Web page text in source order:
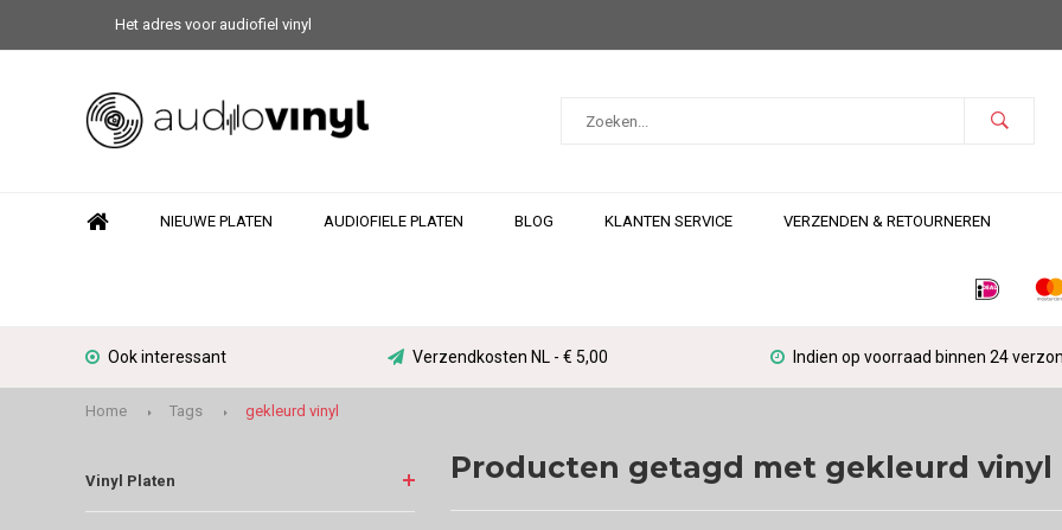
Het adres voor audiofiel vinyl
NIEUWE PLATEN AUDIOFIELE PLATEN BLOG KLANTEN SERVICE VERZENDEN & RETOURNEREN
Ook interessant Verzendkosten NL - € 5,00 Indien op voorraad binnen 24
Home Tags gekleurd vinyl
Vinyl Platen Producten getagd met gekleurd vinyl